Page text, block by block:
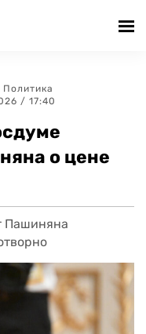
Политика
/ 17:40
о цене
Пашиняна